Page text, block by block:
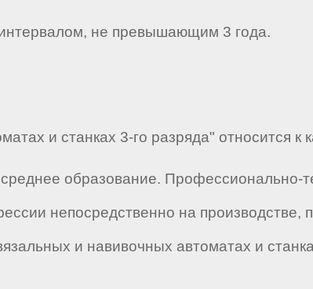
не превышающим 3 года.
и станках 3-го разряда" относится к
образование. Профессионально-
непосредственно на производстве,
и навивочных автоматах и